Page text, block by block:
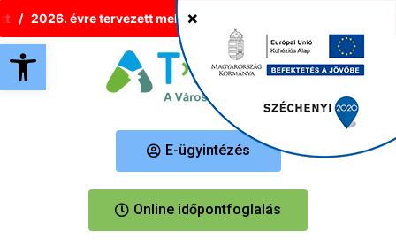
Eszköztár megnyitása
2026. évre tervezett melegvíz-korlátozások Tatabányán
E-ügyintézés
Online időpontfoglalás